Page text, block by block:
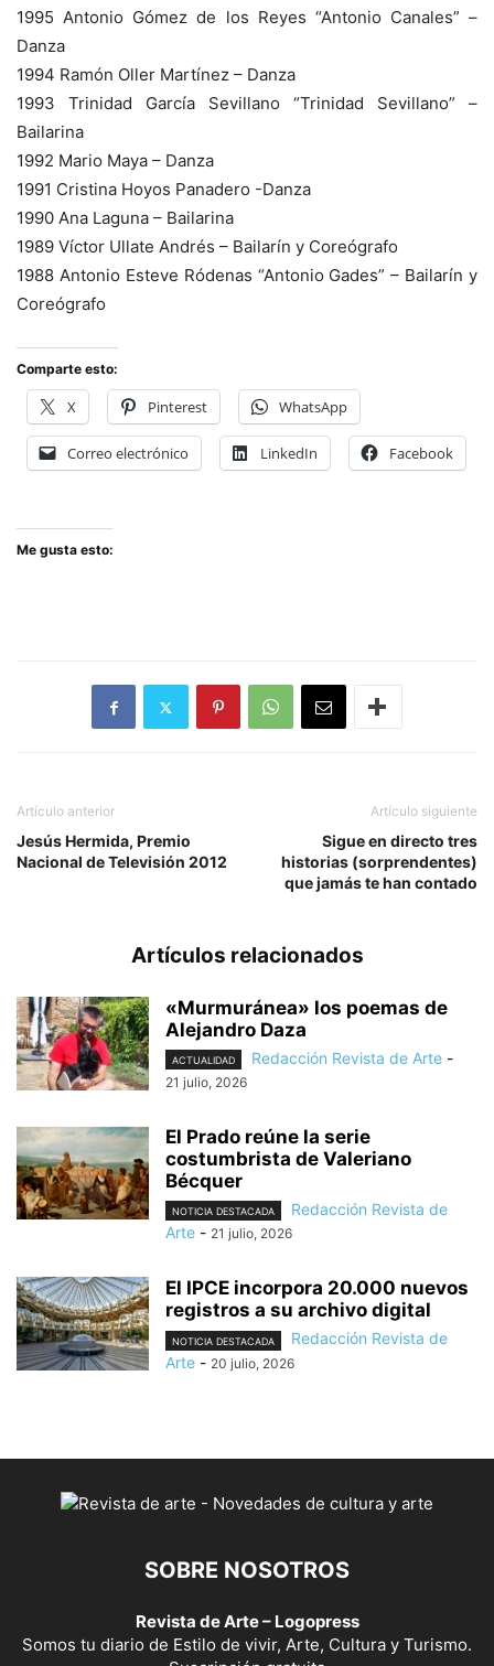
1995 Antonio Gómez de los Reyes “Antonio Canales” –
Danza
1994 Ramón Oller Martínez – Danza
1993 Trinidad García Sevillano “Trinidad Sevillano” –
Bailarina
1992 Mario Maya – Danza
1991 Cristina Hoyos Panadero -Danza
1990 Ana Laguna – Bailarina
1989 Víctor Ullate Andrés – Bailarín y Coreógrafo
1988 Antonio Esteve Ródenas “Antonio Gades” – Bailarín y
Coreógrafo
Comparte esto:
X Pinterest WhatsApp
Correo electrónico LinkedIn Facebook
Me gusta esto:
Artículo anterior
Jesús Hermida, Premio
Nacional de Televisión 2012
Artículo siguiente
Sigue en directo tres
historias (sorprendentes)
que jamás te han contado
Artículos relacionados
«Murmuránea» los poemas de
Alejandro Daza
ACTUALIDAD Redacción Revista de Arte -
21 julio, 2026
El Prado reúne la serie
costumbrista de Valeriano
Bécquer
NOTICIA DESTACADA
Redacción Revista de
Arte - 21 julio, 2026
El IPCE incorpora 20.000 nuevos
registros a su archivo digital
NOTICIA DESTACADA
Redacción Revista de
Arte - 20 julio, 2026
SOBRE NOSOTROS
Revista de Arte – Logopress
Somos tu diario de Estilo de vivir, Arte, Cultura y Turismo.